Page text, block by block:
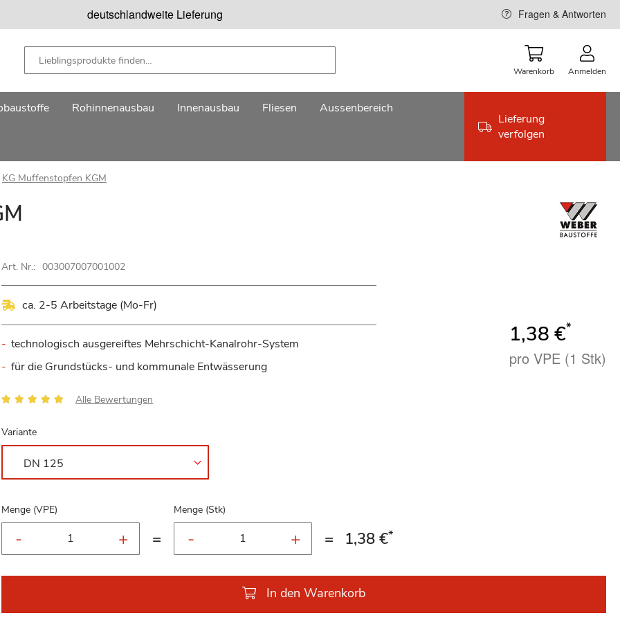
deutschlandweite Lieferung Fragen & Antworten
Warenkorb Anmelden
Rohinnenausbau Innenausbau Fliesen Aussenbereich
Lieferung
verfolgen
KG Muffenstopfen KGM
Art. Nr.: 003007007001002
ca. 2-5 Arbeitstage (Mo-Fr)
technologisch ausgereiftes Mehrschicht-Kanalrohr-System
für die Grundstücks- und kommunale Entwässerung
Bewertung: Alle Bewertungen
1,38 €*
pro VPE (1 Stk)
Variante
Menge (VPE)
=
Menge (Stk)
= 1,38 €*
In den Warenkorb